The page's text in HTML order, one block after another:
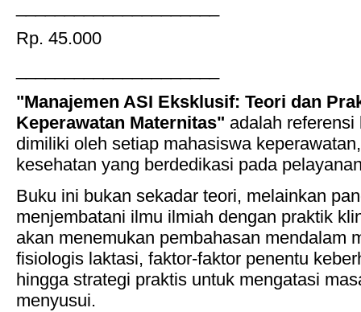
Rp. 45.000
"Manajemen ASI Eksklusif: Teori dan
Keperawatan Maternitas" adalah
dimiliki oleh setiap mahasiswa
kesehatan yang berdedikasi pada
Buku ini bukan sekadar teori, melainkan
menjembatani ilmu ilmiah dengan praktik
akan menemukan pembahasan mendalam
fisiologis laktasi, faktor-faktor penentu
hingga strategi praktis untuk mengatasi
menyusui.